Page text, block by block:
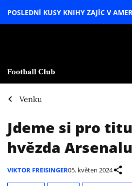
POSLEDNÍ KUSY KNIHY ZAJÍC V
Venku
Jdeme si pro
hvězda Arsenalu
VIKTOR FREISINGER05. květen 2024